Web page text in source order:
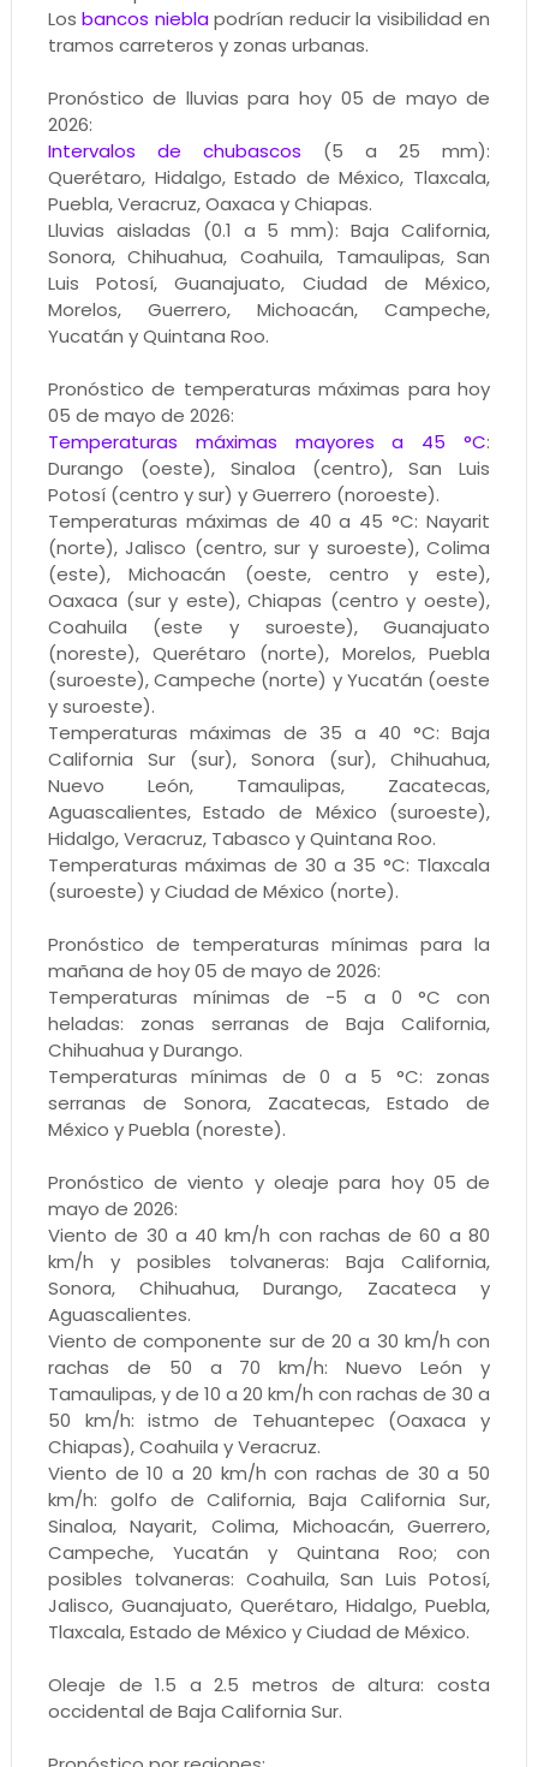
Losbancos nieblapodrían reducir la visibilidad en
tramos carreteros y zonas urbanas.
Pronóstico de lluvias para hoy 05 de mayo de
2026:
Intervalos de chubascos (5 a 25 mm):
Querétaro, Hidalgo, Estado de México, Tlaxcala,
Puebla, Veracruz, Oaxaca y Chiapas.
Lluvias aisladas (0.1 a 5 mm): Baja California,
Sonora, Chihuahua, Coahuila, Tamaulipas, San
Luis Potosí, Guanajuato, Ciudad de México,
Morelos, Guerrero, Michoacán, Campeche,
Yucatán y Quintana Roo.
Pronóstico de temperaturas máximas para hoy
05 de mayo de 2026:
Temperaturas máximas mayores a 45 °C:
Durango (oeste), Sinaloa (centro), San Luis
Potosí (centro y sur) y Guerrero (noroeste).
Temperaturas máximas de 40 a 45 °C: Nayarit
(norte), Jalisco (centro, sur y suroeste), Colima
(este), Michoacán (oeste, centro y este),
Oaxaca (sur y este), Chiapas (centro y oeste),
Coahuila (este y suroeste), Guanajuato
(noreste), Querétaro (norte), Morelos, Puebla
(suroeste), Campeche (norte) y Yucatán (oeste
y suroeste).
Temperaturas máximas de 35 a 40 °C: Baja
California Sur (sur), Sonora (sur), Chihuahua,
Nuevo León, Tamaulipas, Zacatecas,
Aguascalientes, Estado de México (suroeste),
Hidalgo, Veracruz, Tabasco y Quintana Roo.
Temperaturas máximas de 30 a 35 °C: Tlaxcala
(suroeste) y Ciudad de México (norte).
Pronóstico de temperaturas mínimas para la
mañana de hoy 05 de mayo de 2026:
Temperaturas mínimas de -5 a 0 °C con
heladas: zonas serranas de Baja California,
Chihuahua y Durango.
Temperaturas mínimas de 0 a 5 °C: zonas
serranas de Sonora, Zacatecas, Estado de
México y Puebla (noreste).
Pronóstico de viento y oleaje para hoy 05 de
mayo de 2026:
Viento de 30 a 40 km/h con rachas de 60 a 80
km/h y posibles tolvaneras: Baja California,
Sonora, Chihuahua, Durango, Zacateca y
Aguascalientes.
Viento de componente sur de 20 a 30 km/h con
rachas de 50 a 70 km/h: Nuevo León y
Tamaulipas, y de 10 a 20 km/h con rachas de 30 a
50 km/h: istmo de Tehuantepec (Oaxaca y
Chiapas), Coahuila y Veracruz.
Viento de 10 a 20 km/h con rachas de 30 a 50
km/h: golfo de California, Baja California Sur,
Sinaloa, Nayarit, Colima, Michoacán, Guerrero,
Campeche, Yucatán y Quintana Roo; con
posibles tolvaneras: Coahuila, San Luis Potosí,
Jalisco, Guanajuato, Querétaro, Hidalgo, Puebla,
Tlaxcala, Estado de México y Ciudad de México.
Oleaje de 1.5 a 2.5 metros de altura: costa
occidental de Baja California Sur.